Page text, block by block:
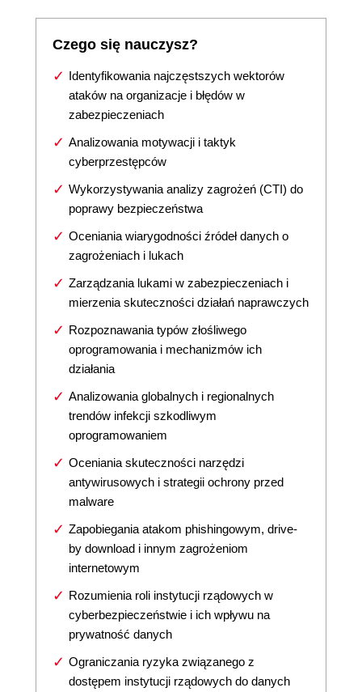
Czego się nauczysz?
Identyfikowania najczęstszych wektorów
ataków na organizacje i błędów w
zabezpieczeniach
Analizowania motywacji i taktyk
cyberprzestępców
Wykorzystywania analizy zagrożeń (CTI) do
poprawy bezpieczeństwa
Oceniania wiarygodności źródeł danych o
zagrożeniach i lukach
Zarządzania lukami w zabezpieczeniach i
mierzenia skuteczności działań naprawczych
Rozpoznawania typów złośliwego
oprogramowania i mechanizmów ich
działania
Analizowania globalnych i regionalnych
trendów infekcji szkodliwym
oprogramowaniem
Oceniania skuteczności narzędzi
antywirusowych i strategii ochrony przed
malware
Zapobiegania atakom phishingowym, drive-
by download i innym zagrożeniom
internetowym
Rozumienia roli instytucji rządowych w
cyberbezpieczeństwie i ich wpływu na
prywatność danych
Ograniczania ryzyka związanego z
dostępem instytucji rządowych do danych